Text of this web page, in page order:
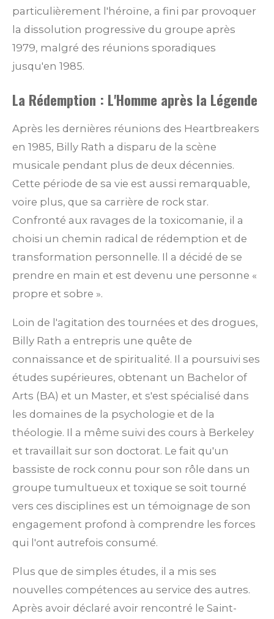
particulièrement l'héroïne, a fini par provoquer
la dissolution progressive du groupe après
1979, malgré des réunions sporadiques
jusqu'en 1985.
La Rédemption : L'Homme après la Légende
Après les dernières réunions des Heartbreakers
en 1985, Billy Rath a disparu de la scène
musicale pendant plus de deux décennies.
Cette période de sa vie est aussi remarquable,
voire plus, que sa carrière de rock star.
Confronté aux ravages de la toxicomanie, il a
choisi un chemin radical de rédemption et de
transformation personnelle. Il a décidé de se
prendre en main et est devenu une personne «
propre et sobre ».
Loin de l'agitation des tournées et des drogues,
Billy Rath a entrepris une quête de
connaissance et de spiritualité. Il a poursuivi ses
études supérieures, obtenant un Bachelor of
Arts (BA) et un Master, et s'est spécialisé dans
les domaines de la psychologie et de la
théologie. Il a même suivi des cours à Berkeley
et travaillait sur son doctorat. Le fait qu'un
bassiste de rock connu pour son rôle dans un
groupe tumultueux et toxique se soit tourné
vers ces disciplines est un témoignage de son
engagement profond à comprendre les forces
qui l'ont autrefois consumé.
Plus que de simples études, il a mis ses
nouvelles compétences au service des autres.
Après avoir déclaré avoir rencontré le Saint-